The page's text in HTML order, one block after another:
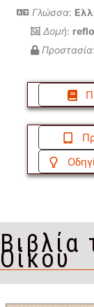
Γλώσσα:
Δομή:
Προστασία:
Βιβλία
Οίκου